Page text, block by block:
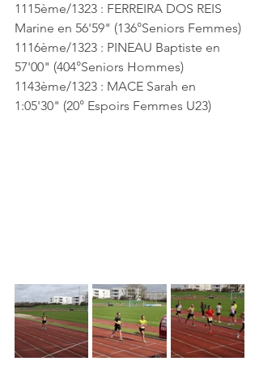
1115ème/1323 : FERREIRA DOS REIS
Marine en 56'59" (136°Seniors Femmes)
1116ème/1323 : PINEAU Baptiste en
57'00" (404°Seniors Hommes)
1143ème/1323 : MACE Sarah en
1:05'30" (20° Espoirs Femmes U23)